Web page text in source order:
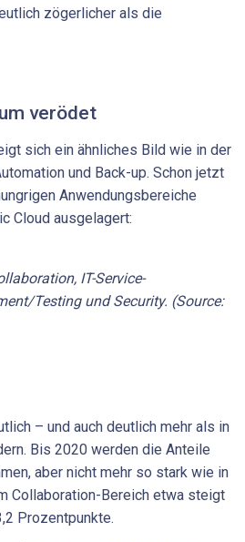
zögerlicher als die
verödet
sich ein ähnliches Bild wie in der
und Back-up. Schon jetzt
Anwendungsbereiche
Cloud ausgelagert:
IT-Service-
Testing und Security. (Source:
– und auch deutlich mehr als in
Bis 2020 werden die Anteile
aber nicht mehr so stark wie in
Collaboration-Bereich etwa steigt
Prozentpunkte.